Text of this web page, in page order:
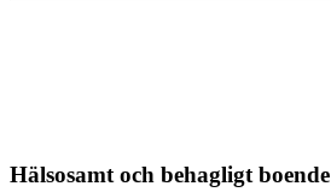
Hälsosamt och behagligt boende